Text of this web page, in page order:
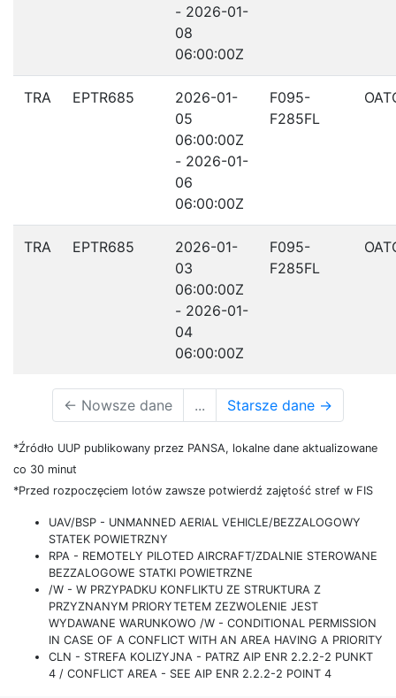
- 2026-01-
08
06:00:00Z
TRA EPTR685
2026-01-
05
06:00:00Z
- 2026-01-
06
06:00:00Z
F095-
F285FL
TRA EPTR685
2026-01-
03
06:00:00Z
- 2026-01-
04
06:00:00Z
F095-
F285FL
← Nowsze dane ... Starsze dane →
*Źródło UUP publikowany przez PANSA, lokalne dane aktualizowane
co 30 minut
*Przed rozpoczęciem lotów zawsze potwierdź zajętość stref w FIS
UAV/BSP - UNMANNED AERIAL VEHICLE/BEZZALOGOWY
STATEK POWIETRZNY
RPA - REMOTELY PILOTED AIRCRAFT/ZDALNIE STEROWANE
BEZZALOGOWE STATKI POWIETRZNE
/W - W PRZYPADKU KONFLIKTU ZE STRUKTURA Z
PRZYZNANYM PRIORYTETEM ZEZWOLENIE JEST
WYDAWANE WARUNKOWO /W - CONDITIONAL PERMISSION
IN CASE OF A CONFLICT WITH AN AREA HAVING A PRIORITY
CLN - STREFA KOLIZYJNA - PATRZ AIP ENR 2.2.2-2 PUNKT
4 / CONFLICT AREA - SEE AIP ENR 2.2.2-2 POINT 4